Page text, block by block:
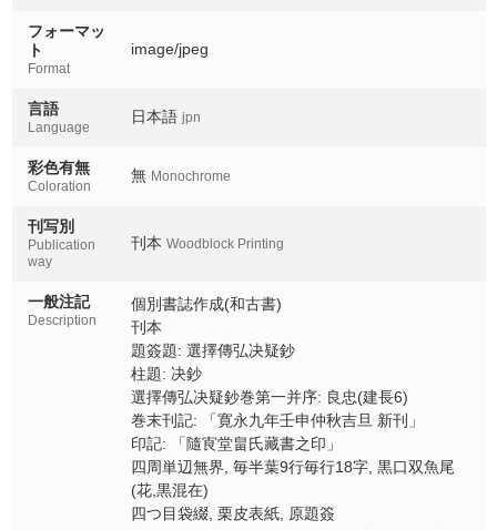
フォーマッ
ト
Format
image/jpeg
言語
Language
日本語 jpn
彩色有無
Coloration
無 Monochrome
刊写別
Publication
way
刊本 Woodblock Printing
一般注記
Description
個別書誌作成(和古書)
刊本
題簽題: 選擇傳弘决疑鈔
柱題: 决鈔
選擇傳弘决疑鈔巻第一并序: 良忠(建長6)
巻末刊記: 「寛永九年壬申仲秋吉旦 新刊」
印記: 「隨㝗堂畠氏藏書之印」
四周単辺無界, 毎半葉9行毎行18字, 黒口双魚尾
(花,黒混在)
四つ目袋綴, 栗皮表紙, 原題簽